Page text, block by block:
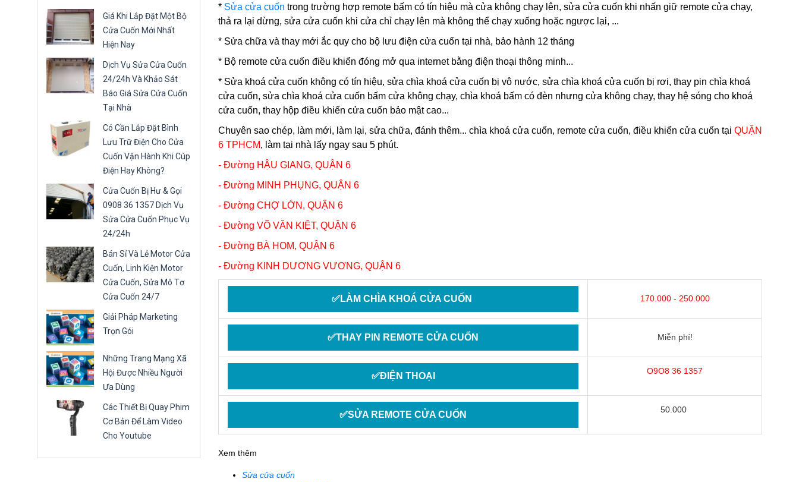
Giá Khi Lắp Đặt Một Bộ
Cửa Cuốn Mới Nhất
Hiện Nay
Dịch Vụ Sửa Cửa Cuốn
24/24h Và Khảo Sát
Báo Giá Sửa Cửa Cuốn
Tại Nhà
Có Cần Lắp Đặt Bình
Lưu Trữ Điện Cho Cửa
Cuốn Vận Hành Khi Cúp
Điện Hay Không?
Cửa Cuốn Bị Hư & Gọi
0908 36 1357 Dịch Vụ
Sửa Cửa Cuốn Phục Vụ
24/24h
Bán Sỉ Và Lẻ Motor Cửa
Cuốn, Linh Kiện Motor
Cửa Cuốn, Sửa Mô Tơ
Cửa Cuốn 24/7
Giải Pháp Marketing
Trọn Gói
Những Trang Mạng Xã
Hội Được Nhiều Người
Ưa Dùng
Các Thiết Bị Quay Phim
Cơ Bản Để Làm Video
Cho Youtube
* Sửa cửa cuốn trong trường hợp remote bấm có tín hiệu mà cửa không chạy lên, sửa cửa cuốn khi nhấn giữ remote cửa chạy,
thả ra lại dừng, sửa cửa cuốn khi cửa chỉ chạy lên mà không thể chạy xuống hoặc ngược lại, ...
* Sửa chữa và thay mới ắc quy cho bộ lưu điện cửa cuốn tại nhà, bảo hành 12 tháng
* Bộ remote cửa cuốn điều khiển đóng mở qua internet bằng điện thoại thông minh...
* Sửa khoá cửa cuốn không có tín hiệu, sửa chìa khoá cửa cuốn bị vô nước, sửa chìa khoá cửa cuốn bị rơi, thay pin chìa khoá
cửa cuốn, sửa chìa khoá cửa cuốn bấm cửa không chạy, chìa khoá bấm có đèn nhưng cửa không chạy, thay hệ sóng cho khoá
cửa cuốn, thay hộp điều khiển cửa cuốn bảo mật cao...
Chuyên sao chép, làm mới, làm lại, sửa chữa, đánh thêm... chìa khoá cửa cuốn, remote cửa cuốn, điều khiển cửa cuốn tại QUẬN
6 TPHCM, làm tại nhà lấy ngay sau 5 phút.
- Đường HẬU GIANG, QUẬN 6
- Đường MINH PHỤNG, QUẬN 6
- Đường CHỢ LỚN, QUẬN 6
- Đường VÕ VĂN KIỆT, QUẬN 6
- Đường BÀ HOM, QUẬN 6
- Đường KINH DƯƠNG VƯƠNG, QUẬN 6
✅LÀM CHÌA KHOÁ CỬA CUỐN 170.000 - 250.000
✅THAY PIN REMOTE CỬA CUỐN Miễn phí!
✅ĐIỆN THOẠI O9O8 36 1357
✅SỬA REMOTE CỬA CUỐN 50.000
Xem thêm
Sửa cửa cuốn